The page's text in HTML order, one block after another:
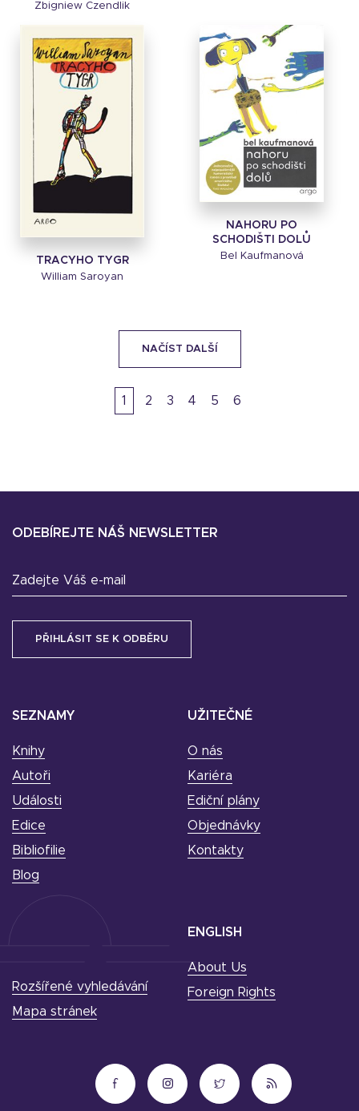
Zbigniew Czendlik
TRACYHO TYGR
William Saroyan
NAHORU PO
SCHODIŠTI DOLŮ
Bel Kaufmanová
NAČÍST DALŠÍ
1 2 3 4 5 6
SEZNAMY
Knihy
Autoři
Události
Edice
Bibliofilie
Blog
UŽITEČNÉ
O nás
Kariéra
Ediční plány
Objednávky
Kontakty
ODEBÍREJTE NÁŠ NEWSLETTER
Zadejte Váš e-mail
ENGLISH
About Us
Foreign Rights
Rozšířené vyhledávání
Mapa stránek